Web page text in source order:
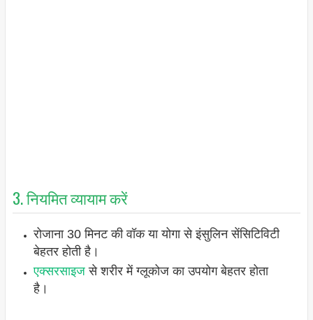
3. नियमित व्यायाम करें
रोजाना 30 मिनट की वॉक या योगा से इंसुलिन सेंसिटिविटी
बेहतर होती है।
एक्सरसाइजसे शरीर में ग्लूकोज का उपयोग बेहतर होता
है।